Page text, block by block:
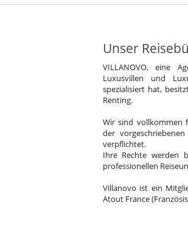
Unser
VILLANOVO, eine
Luxusvillen und
spezialisiert hat,
Renting.
Wir sind vollkommen
der
verpflichtet.
Ihre Rechte werden
professionellen
Villanovo ist ein
Atout France